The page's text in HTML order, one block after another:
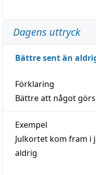
Dagens uttryck
Bättre sent än
Förklaring
Bättre att något
Exempel
Julkortet kom fram i
aldrig